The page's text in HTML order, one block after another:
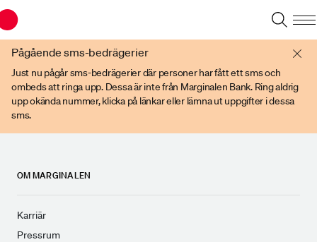
Pågående sms-bedrägerier
Just nu pågår sms-bedrägerier där personer har fått ett sms och
ombeds att ringa upp. Dessa är inte från Marginalen Bank. Ring aldrig
upp okända nummer, klicka på länkar eller lämna ut uppgifter i dessa
sms.
OM MARGINALEN
Karriär
Pressrum
Du har en gammal webbläsare. Vänligen använd senare versioner av t ex